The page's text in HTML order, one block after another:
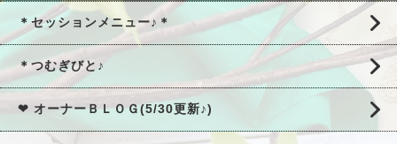
＊セッションメニュー♪＊
＊つむぎびと♪
❤ オーナーＢＬＯＧ(5/30更新♪)